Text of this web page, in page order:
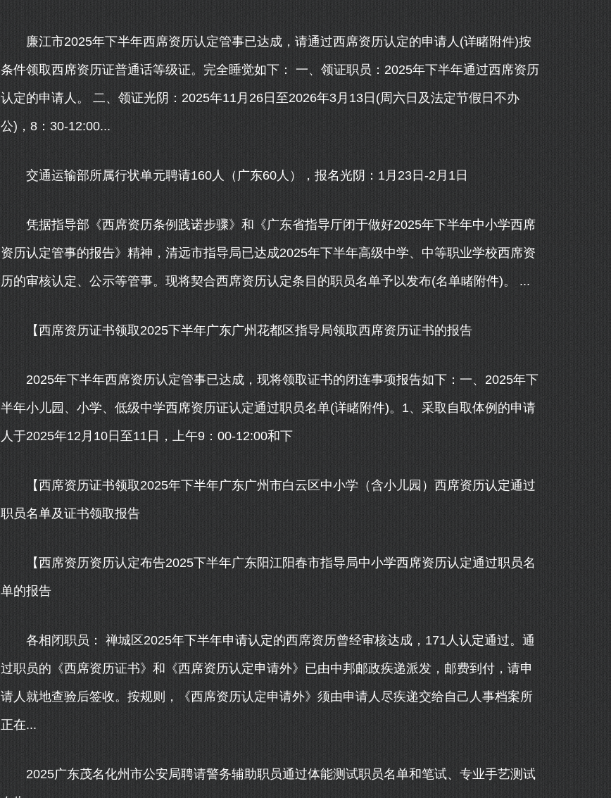
廉江市2025年下半年西席资历认定管事已达成，请通过西席资历认定的申请人(详睹附件)按
条件领取西席资历证普通话等级证。完全睡觉如下： 一、领证职员：2025年下半年通过西席资历
认定的申请人。 二、领证光阴：2025年11月26日至2026年3月13日(周六日及法定节假日不办
公)，8：30-12:00...
交通运输部所属行状单元聘请160人（广东60人），报名光阴：1月23日-2月1日
凭据指导部《西席资历条例践诺步骤》和《广东省指导厅闭于做好2025年下半年中小学西席
资历认定管事的报告》精神，清远市指导局已达成2025年下半年高级中学、中等职业学校西席资
历的审核认定、公示等管事。现将契合西席资历认定条目的职员名单予以发布(名单睹附件)。 ...
【西席资历证书领取2025下半年广东广州花都区指导局领取西席资历证书的报告
2025年下半年西席资历认定管事已达成，现将领取证书的闭连事项报告如下：一、2025年下
半年小儿园、小学、低级中学西席资历证认定通过职员名单(详睹附件)。1、采取自取体例的申请
人于2025年12月10日至11日，上午9：00-12:00和下
【西席资历证书领取2025年下半年广东广州市白云区中小学（含小儿园）西席资历认定通过
职员名单及证书领取报告
【西席资历资历认定布告2025下半年广东阳江阳春市指导局中小学西席资历认定通过职员名
单的报告
各相闭职员： 禅城区2025年下半年申请认定的西席资历曾经审核达成，171人认定通过。通
过职员的《西席资历证书》和《西席资历认定申请外》已由中邦邮政疾递派发，邮费到付，请申
请人就地查验后签收。按规则，《西席资历认定申请外》须由申请人尽疾递交给自己人事档案所
正在...
2025广东茂名化州市公安局聘请警务辅助职员通过体能测试职员名单和笔试、专业手艺测试